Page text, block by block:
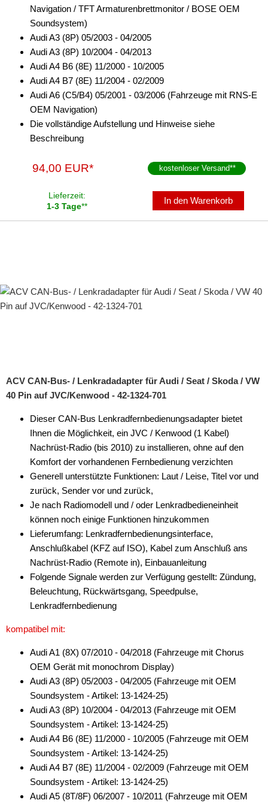
Navigation / TFT Armaturenbrettmonitor / BOSE OEM
Soundsystem)
Audi A3 (8P) 05/2003 - 04/2005
Audi A3 (8P) 10/2004 - 04/2013
Audi A4 B6 (8E) 11/2000 - 10/2005
Audi A4 B7 (8E) 11/2004 - 02/2009
Audi A6 (C5/B4) 05/2001 - 03/2006 (Fahrzeuge mit RNS-E
OEM Navigation)
Die vollständige Aufstellung und Hinweise siehe
Beschreibung
94,00 EUR* kostenloser Versand**
Lieferzeit:
1-3 Tage**
In den Warenkorb
ACV CAN-Bus- / Lenkradadapter für Audi / Seat / Skoda / VW
40 Pin auf JVC/Kenwood - 42-1324-701
Dieser CAN-Bus Lenkradfernbedienungsadapter bietet
Ihnen die Möglichkeit, ein JVC / Kenwood (1 Kabel)
Nachrüst-Radio (bis 2010) zu installieren, ohne auf den
Komfort der vorhandenen Fernbedienung verzichten
Generell unterstützte Funktionen: Laut / Leise, Titel vor und
zurück, Sender vor und zurück,
Je nach Radiomodell und / oder Lenkradbedieneinheit
können noch einige Funktionen hinzukommen
Lieferumfang: Lenkradfernbedienungsinterface,
Anschlußkabel (KFZ auf ISO), Kabel zum Anschluß ans
Nachrüst-Radio (Remote in), Einbauanleitung
Folgende Signale werden zur Verfügung gestellt: Zündung,
Beleuchtung, Rückwärtsgang, Speedpulse,
Lenkradfernbedienung
kompatibel mit:
Audi A1 (8X) 07/2010 - 04/2018 (Fahrzeuge mit Chorus
OEM Gerät mit monochrom Display)
Audi A3 (8P) 05/2003 - 04/2005 (Fahrzeuge mit OEM
Soundsystem - Artikel: 13-1424-25)
Audi A3 (8P) 10/2004 - 04/2013 (Fahrzeuge mit OEM
Soundsystem - Artikel: 13-1424-25)
Audi A4 B6 (8E) 11/2000 - 10/2005 (Fahrzeuge mit OEM
Soundsystem - Artikel: 13-1424-25)
Audi A4 B7 (8E) 11/2004 - 02/2009 (Fahrzeuge mit OEM
Soundsystem - Artikel: 13-1424-25)
Audi A5 (8T/8F) 06/2007 - 10/2011 (Fahrzeuge mit OEM